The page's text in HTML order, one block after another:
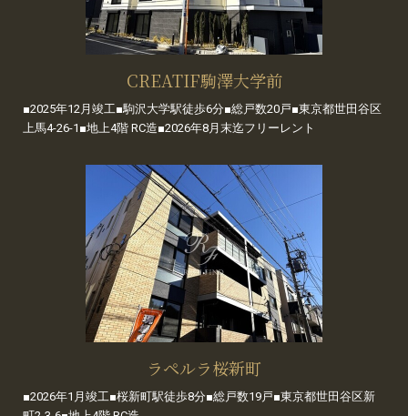
CREATIF駒澤大学前
■2025年12月竣工■駒沢大学駅徒歩6分■総戸数20戸■東京都世田谷区
上馬4-26-1■地上4階 RC造■2026年8月末迄フリーレント
ラペルラ桜新町
■2026年1月竣工■桜新町駅徒歩8分■総戸数19戸■東京都世田谷区新